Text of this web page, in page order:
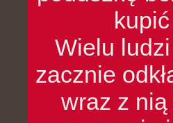
Wielu
zacznie
wraz z